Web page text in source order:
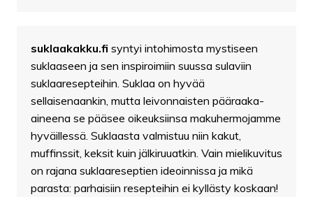
suklaakakku.fi syntyi intohimosta mystiseen
suklaaseen ja sen inspiroimiin suussa sulaviin
suklaaresepteihin. Suklaa on hyvää
sellaisenaankin, mutta leivonnaisten pääraaka-
aineena se pääsee oikeuksiinsa makuhermojamme
hyväillessä. Suklaasta valmistuu niin kakut,
muffinssit, keksit kuin jälkiruuatkin. Vain mielikuvitus
on rajana suklaareseptien ideoinnissa ja mikä
parasta: parhaisiin resepteihin ei kyllästy koskaan!